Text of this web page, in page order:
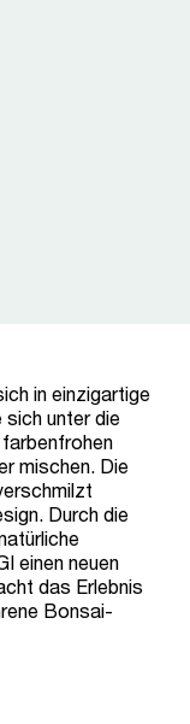
in einzigartige
sich unter die
farbenfrohen
mischen. Die
Durch die
einen neuen
das Erlebnis
Bonsai-